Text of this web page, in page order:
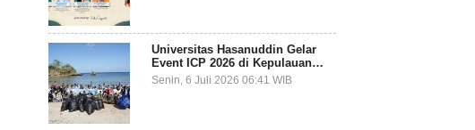
Universitas Hasanuddin Gelar
Event ICP 2026 di Kepulauan
Selayar, Mahasiswa dari 27
Negara Jadi Partisipan
Senin, 6 Juli 2026 06:41 WIB